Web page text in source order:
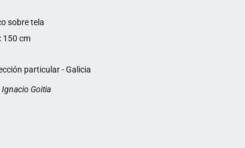
sobre tela
150 cm
particular - Galicia
Goitia